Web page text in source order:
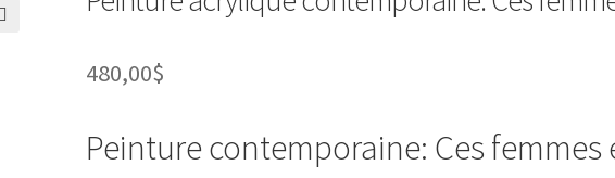
480,00$
Peinture contemporaine: Ces femmes